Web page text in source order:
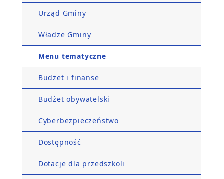
Urząd Gminy
Władze Gminy
Menu tematyczne
Budżet i finanse
Budżet obywatelski
Cyberbezpieczeństwo
Dostępność
Dotacje dla przedszkoli